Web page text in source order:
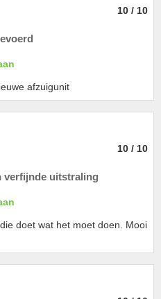
10 / 10
afzuigunit
10 / 10
verfijnde uitstraling
doet wat het moet doen. Mooi